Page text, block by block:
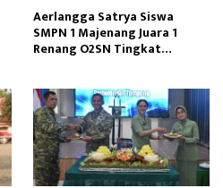
Aerlangga Satrya Siswa
SMPN 1 Majenang Juara 1
Renang O2SN Tingkat